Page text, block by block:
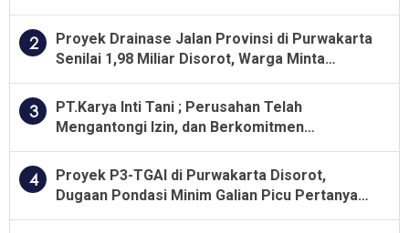
2
Proyek Drainase Jalan Provinsi di Purwakarta
Senilai 1,98 Miliar Disorot, Warga Minta
3
PT.Karya Inti Tani ; Perusahan Telah
Mengantongi Izin, dan Berkomitmen
4
Proyek P3-TGAI di Purwakarta Disorot,
Dugaan Pondasi Minim Galian Picu Pertanyaan